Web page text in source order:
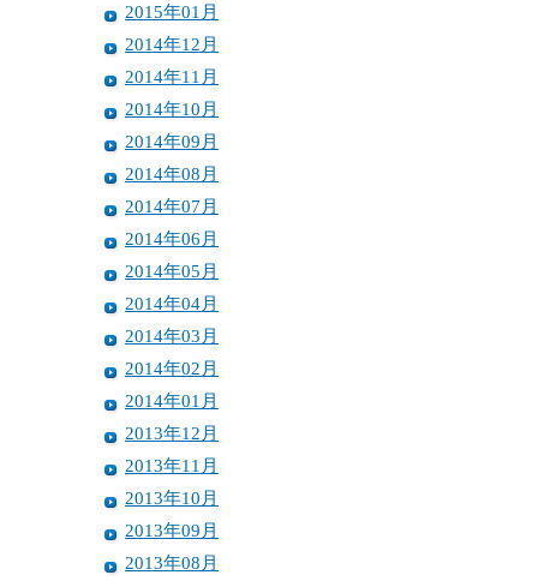
2015年01月
2014年12月
2014年11月
2014年10月
2014年09月
2014年08月
2014年07月
2014年06月
2014年05月
2014年04月
2014年03月
2014年02月
2014年01月
2013年12月
2013年11月
2013年10月
2013年09月
2013年08月